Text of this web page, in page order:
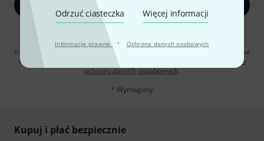
Odrzuć ciasteczka Więcej informacji
Informacje prawne · Ochrona danych osobowych
Klikając na „Zapisz się teraz”, wyrażasz zgodę na otrzymywanie
materialów reklamowych przesyłanych drogą elektroniczną. Możesz
zrezygnować z subskrypcji w dowolnym momencie. Więcej informacji na
temat newslettera można znaleźć w naszych
wytycznych dotyczących
ochrony danych ososbowych.
* Wymagany
Kupuj i płać bezpiecznie